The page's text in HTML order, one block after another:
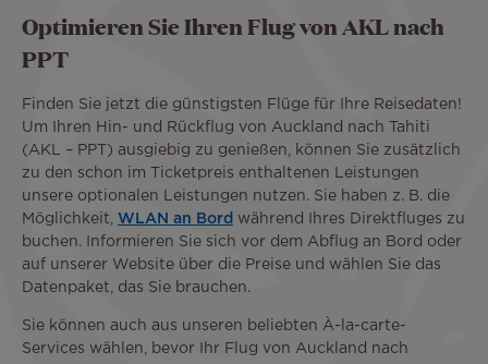
Optimieren Sie Ihren Flug von AKL nach
PPT
Finden Sie jetzt die günstigsten Flüge für Ihre Reisedaten!
Um Ihren Hin- und Rückflug von Auckland nach Tahiti
(AKL – PPT) ausgiebig zu genießen, können Sie zusätzlich
zu den schon im Ticketpreis enthaltenen Leistungen
unsere optionalen Leistungen nutzen. Sie haben z. B. die
Möglichkeit, WLAN an Bord während Ihres Direktfluges zu
buchen. Informieren Sie sich vor dem Abflug an Bord oder
auf unserer Website über die Preise und wählen Sie das
Datenpaket, das Sie brauchen.
Sie können auch aus unseren beliebten À-la-carte-
Services wählen, bevor Ihr Flug von Auckland nach